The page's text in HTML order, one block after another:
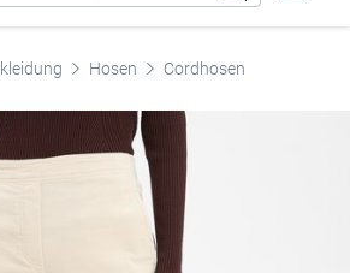
Hosen Cordhosen